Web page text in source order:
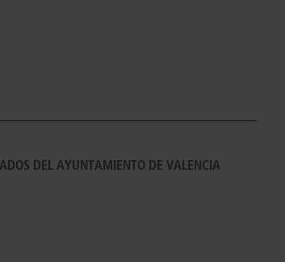
DEL AYUNTAMIENTO DE VALENCIA